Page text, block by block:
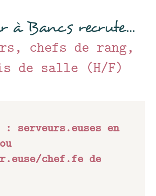
à Bancs recrute...
chefs de rang,
de salle (H/F)
: serveurs.euses en
chef.fe de